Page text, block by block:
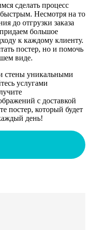
сделать процесс
Несмотря на то
до отгрузки заказа
большое
к каждому клиенту.
постер, но и помочь
виде.
стены уникальными
услугами
с доставкой
постер, который будет
день!